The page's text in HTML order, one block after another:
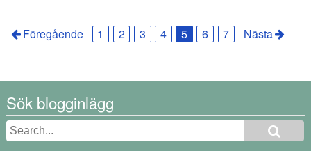
Föregående 1 2 3 4 5 6 7 Nästa
Sök blogginlägg